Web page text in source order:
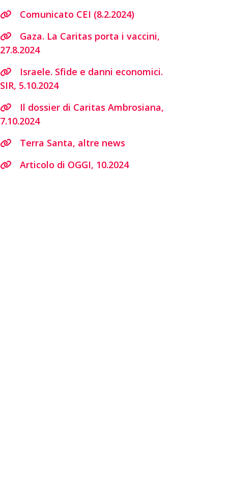
Comunicato CEI (8.2.2024)
Gaza. La Caritas porta i vaccini,
27.8.2024
Israele. Sfide e danni economici.
SIR, 5.10.2024
Il dossier di Caritas Ambrosiana,
7.10.2024
Terra Santa, altre news
Articolo di OGGI, 10.2024